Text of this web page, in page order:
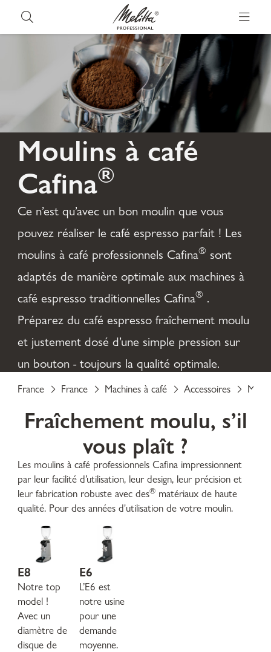
Moulins à café
Cafina®
Ce n’est qu’avec un bon moulin que vous
pouvez réaliser le café espresso parfait ! Les
moulins à café professionnels Cafina® sont
adaptés de manière optimale aux machines à
café espresso traditionnelles Cafina® .
Préparez du café espresso fraîchement moulu
et justement dosé d’une simple pression sur
un bouton -toujours la qualité optimale.
France France Machines à café Accessoires
Fraîchement moulu, s’il
vous plaît ?
Les moulins à café professionnels Cafina impressionnent
par leur facilité d’utilisation, leur design, leur précision et
leur fabrication robuste avec des® matériaux de haute
qualité. Pour des années d'utilisation de votre moulin.
E8
Notre top
model !
Avec un
diamètre de
disque de
E6
L’E6 est
notre usine
pour une
demande
moyenne.